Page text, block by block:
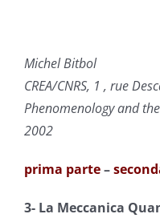
Michel Bitbol
CREA/CNRS, 1 , rue
Phenomenology and
2002
prima parte–
3- La Meccanica